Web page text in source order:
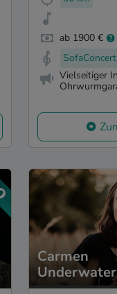
ab 1900 €
SofaConcert
Vielseitiger
Carmen
Underwater